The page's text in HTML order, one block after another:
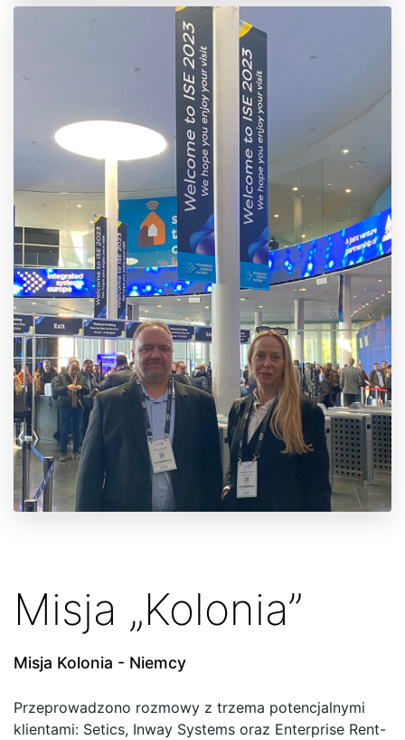
Misja „Kolonia”
Misja Kolonia - Niemcy
Przeprowadzono rozmowy z trzema potencjalnymi
klientami: Setics, Inway Systems oraz Enterprise Rent-